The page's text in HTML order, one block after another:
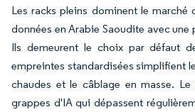
Les racks pleins dominent le marché
données en Arabie Saoudite avec une
Ils demeurent le choix par défaut
empreintes standardisées simplifient
chaudes et le câblage en masse.
grappes d'IA qui dépassent